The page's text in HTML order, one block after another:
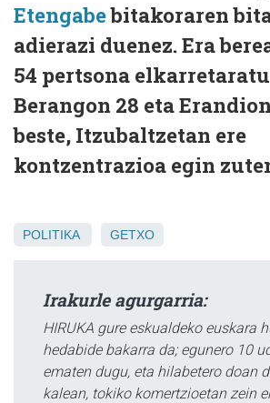
Etengabebitakoraren
adierazi duenez. Era
54 pertsona
Berangon 28 eta
beste, Itzubaltzetan ere
kontzentrazioa egin
POLITIKA GETXO
Irakurle agurgarria:
HIRUKA gure eskualdeko euskara
hedabide bakarra da; egunero 10
ematen dugu, eta hilabetero doan
kalean, tokiko komertzioetan zein